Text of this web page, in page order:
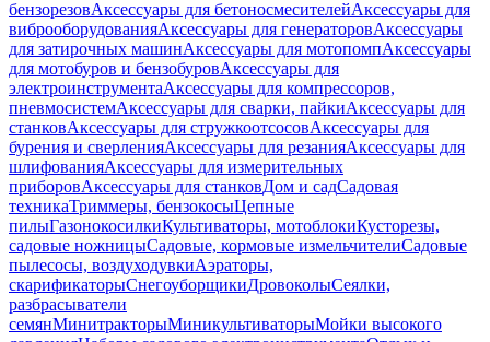
бензорезовАксессуары для бетоносмесителейАксессуары для
виброоборудованияАксессуары для генераторовАксессуары
для затирочных машинАксессуары для мотопомпАксессуары
для мотобуров и бензобуровАксессуары для
электроинструментаАксессуары для компрессоров,
пневмосистемАксессуары для сварки, пайкиАксессуары для
станковАксессуары для стружкоотсосовАксессуары для
бурения и сверленияАксессуары для резанияАксессуары для
шлифованияАксессуары для измерительных
приборовАксессуары для станковДом и садСадовая
техникаТриммеры, бензокосыЦепные
пилыГазонокосилкиКультиваторы, мотоблокиКусторезы,
садовые ножницыСадовые, кормовые измельчителиСадовые
пылесосы, воздуходувкиАэраторы,
скарификаторыСнегоуборщикиДровоколыСеялки,
разбрасыватели
семянМинитракторыМиникультиваторыМойки высокого